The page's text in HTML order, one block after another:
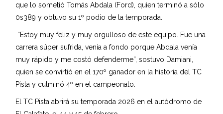
que lo sometió Tomás Abdala (Ford), quien terminó a sólo
0s389 y obtuvo su 1º podio de la temporada.
“Estoy muy feliz y muy orgulloso de este equipo. Fue una
carrera súper sufrida, venía a fondo porque Abdala venía
muy rápido y me costó defenderme”, sostuvo Damiani,
quien se convirtió en el 170º ganador en la historia del TC
Pista y culminó 4º en el campeonato.
El TC Pista abrirá su temporada 2026 en el autódromo de